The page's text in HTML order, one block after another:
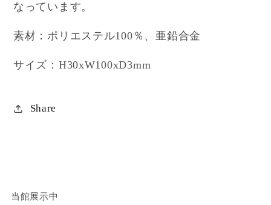
なっています。
素材：ポリエステル100％、亜鉛合金
サイズ：H30xW100xD3mm
Share
当館展示中